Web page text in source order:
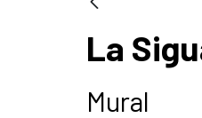
La
Mural